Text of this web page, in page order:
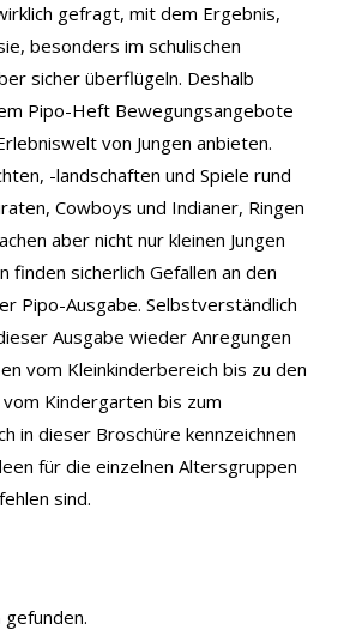
gefragt, mit dem Ergebnis,
besonders im schulischen
sicher überflügeln. Deshalb
Pipo-Heft Bewegungsangebote
von Jungen anbieten.
-landschaften und Spiele rund
Cowboys und Indianer, Ringen
aber nicht nur kleinen Jungen
finden sicherlich Gefallen an den
Pipo-Ausgabe. Selbstverständlich
Ausgabe wieder Anregungen
vom Kleinkinderbereich bis zu den
Kindergarten bis zum
in dieser Broschüre kennzeichnen
für die einzelnen Altersgruppen
sind.
gefunden.